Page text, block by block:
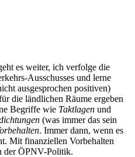
es weiter, ich verfolge die
Ausschusses und lerne
ausgesprochen positiven)
die ländlichen Räume ergeben
Begriffe wie Taktlagen und
(was immer das sein
. Immer dann, wenn es
Mit finanziellen Vorbehalten
der ÖPNV-Politik.